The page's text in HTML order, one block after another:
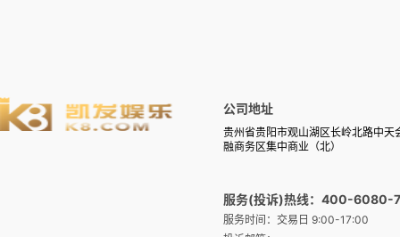
公司地址
贵州省贵阳市观山湖区长岭北路中天
融商务区集中商业（北）
服务(投诉)热线：400-6080-
服务时间：交易日 9:00-17:00